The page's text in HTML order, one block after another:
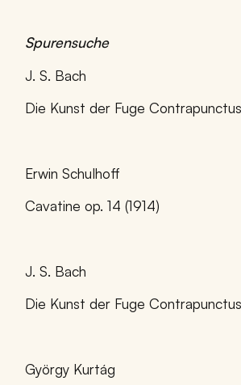
Spurensuche
J. S. Bach
Die Kunst der Fuge Contrapunctus
Erwin Schulhoff
Cavatine op. 14 (1914)
J. S. Bach
Die Kunst der Fuge
György Kurtág